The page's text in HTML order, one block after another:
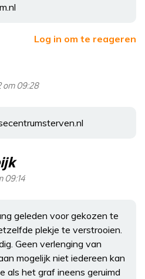
Log in om te reageren
om 09:28
09:14
geleden voor gekozen te
plekje te verstrooien.
Geen verlenging van
mogelijk niet iedereen kan
als het graf ineens geruimd